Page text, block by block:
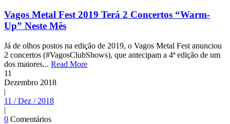
Vagos Metal Fest 2019 Terá 2 Concertos “Warm-
Up” Neste Mês
Já de olhos postos na edição de 2019, o Vagos Metal Fest anunciou
2 concertos (#VagosClubShows), que antecipam a 4ª edição de um
dos maiores... Read More
11
Dezembro 2018
|
11 / Dez / 2018
|
0 Comentários